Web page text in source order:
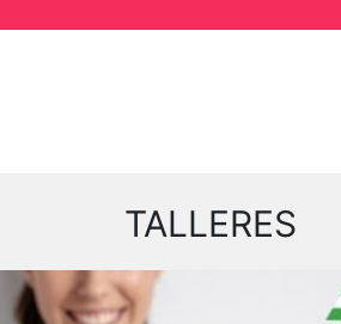
TALLERES